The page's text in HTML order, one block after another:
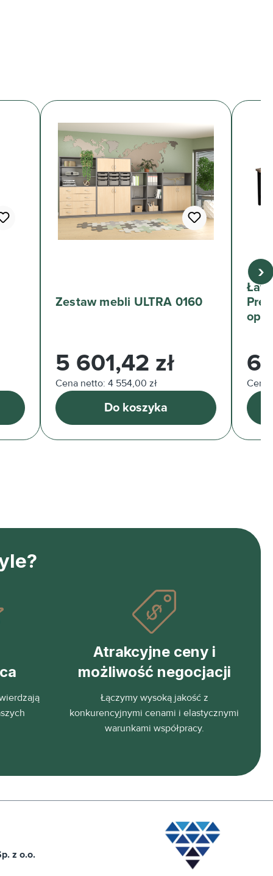
Zestaw mebli ULTRA 0160
Cena regularna:
5 601,42 zł
Cena netto: 4 554,00 zł
Do koszyka
Cena
›
Atrakcyjne ceny i
możliwość negocjacji
Łączymy wysoką jakość z
konkurencyjnymi cenami i elastycznymi
warunkami współpracy.
z o.o.